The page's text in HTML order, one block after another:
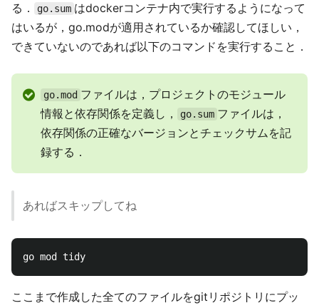
る．
go.sum はdockerコンテナ内で実行するようになって
はいるが，go.modが適用されているか確認してほしい，
できていないのであれば以下のコマンドを実行すること．
go.mod ファイルは，プロジェクトのモジュール
情報と依存関係を定義し，
go.sum ファイルは，
依存関係の正確なバージョンとチェックサムを記
録する．
あればスキップしてね
ここまで作成した全てのファイルをgitリポジトリにプッ